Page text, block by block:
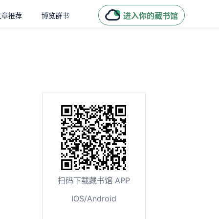
章推荐 博览群书 进入你的藏书馆
扫码下载藏书馆 APP
IOS/Android